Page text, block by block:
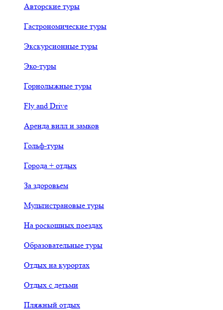
Авторские туры
Гастрономические туры
Экскурсионные туры
Эко-туры
Горнолыжные туры
Fly and Drive
Аренда вилл и замков
Гольф-туры
Города + отдых
За здоровьем
Мультистрановые туры
На роскошных поездах
Образовательные туры
Отдых на курортах
Отдых с детьми
Пляжный отдых